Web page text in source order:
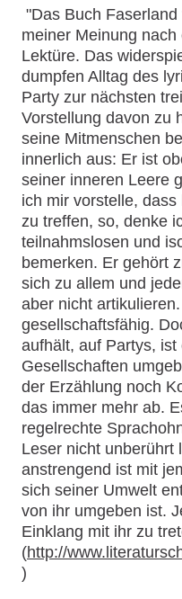
"Das Buch
meiner Meinung
Lektüre. Das
dumpfen Alltag des
Party zur nächsten
Vorstellung davon zu
seine Mitmenschen
innerlich aus: Er ist
seiner inneren Leere
ich mir vorstelle,
zu treffen, so, denke
teilnahmslosen und
bemerken. Er gehört
sich zu allem und
aber nicht
gesellschaftsfähig.
aufhält, auf Partys,
Gesellschaften
der Erzählung noch
das immer mehr ab.
regelrechte
Leser nicht unberührt
anstrengend ist mit
sich seiner Umwelt
von ihr umgeben ist.
Einklang mit ihr zu
(http://
)